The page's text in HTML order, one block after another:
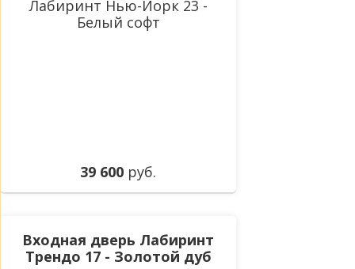
39 600 руб.
Входная дверь Лабиринт
Трендо 17 - Золотой дуб